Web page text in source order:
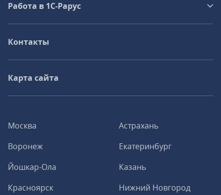
Москва
Астрахань
Воронеж
Екатеринбург
Йошкар-Ола
Казань
Красноярск
Нижний Новгород
Работа в 1С‑Рарус
Контакты
Карта сайта